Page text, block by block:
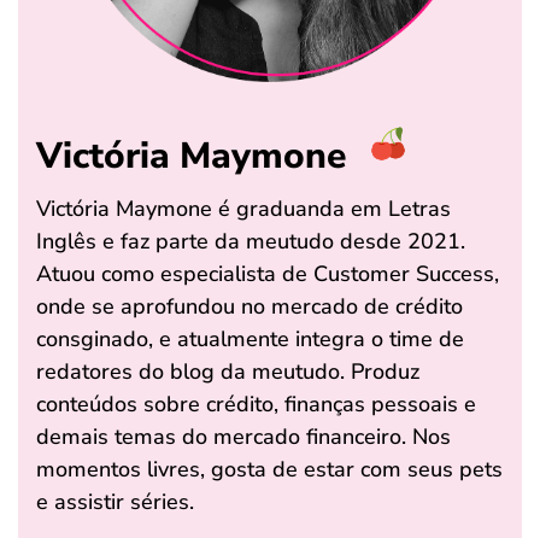
Victória Maymone
Victória Maymone é graduanda em Letras
Inglês e faz parte da meutudo desde 2021.
Atuou como especialista de Customer Success,
onde se aprofundou no mercado de crédito
consginado, e atualmente integra o time de
redatores do blog da meutudo. Produz
conteúdos sobre crédito, finanças pessoais e
demais temas do mercado financeiro. Nos
momentos livres, gosta de estar com seus pets
e assistir séries.